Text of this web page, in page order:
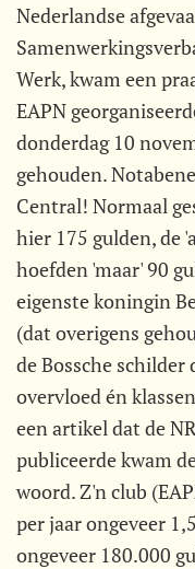
Nederlandse
Werk, kwam een
EAPN
donderdag 10
gehouden.
Central! Normaal
hier 175 gulden, de
hoefden 'maar' 90
eigenste koningin
(dat overigens
de Bossche
overvloed én
een artikel dat de
publiceerde kwam
woord. Z'n club
per jaar ongeveer
ongeveer 180.000